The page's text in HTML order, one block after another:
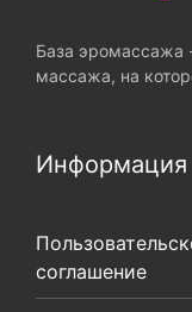
База эромассажа
массажа, на
Информация
соглашение